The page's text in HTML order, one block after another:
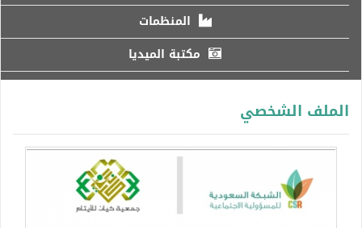
المنظمات
مكتبة الميديا
الملف الشخصي